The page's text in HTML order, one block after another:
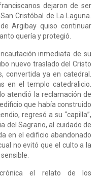
dejaron de ser
Cristóbal de La Laguna.
Argibay quiso continuar
quería y protegió.
inmediata de su
nuevo traslado del Cristo
convertida ya en catedral.
en el templo catedralicio.
atendió la reclamación de
que había construido
regresó a su “capilla”,
del Sagrario, al cuidado de
en el edificio abandonado
no evitó que el culto a la
el relato de los